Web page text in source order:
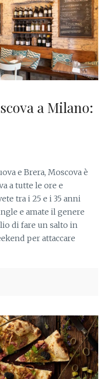
a Milano:
e Brera, Moscova è
a tutte le ore e
tra i 25 e i 35 anni
e amate il genere
di fare un salto in
per attaccare